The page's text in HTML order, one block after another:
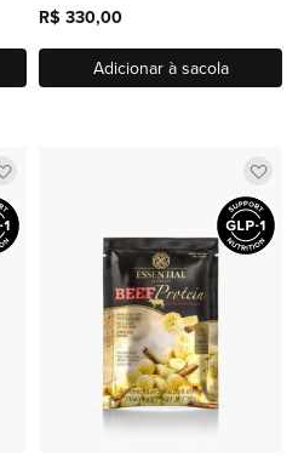
R$ 330,00
Adicionar à sacola
Adicionar
a
lista
de
a
lista
de